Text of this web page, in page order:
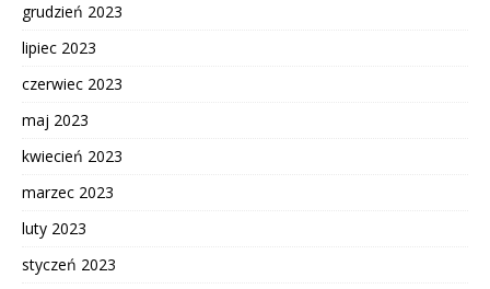
grudzień 2023
lipiec 2023
czerwiec 2023
maj 2023
kwiecień 2023
marzec 2023
luty 2023
styczeń 2023